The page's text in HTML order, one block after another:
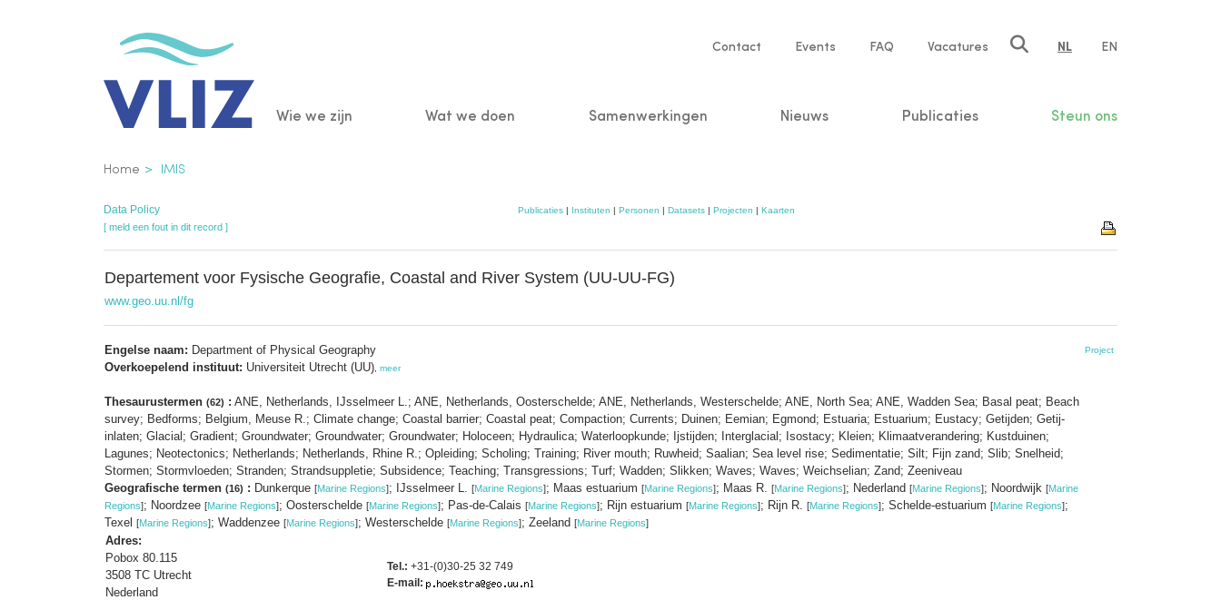
Service
Contact Events FAQ Vacatures NL EN
Main
Wie we zijn Wat we doen Samenwerkingen Nieuws Publicaties Steun ons
Kruimelpad
Home IMIS
Data Policy Publicaties| Instituten | Personen | Datasets| Projecten | Kaarten
[ meld een fout in dit record ]
Departement voor Fysische Geografie, Coastal and River System (UU-UU-FG)
www.geo.uu.nl/fg
Engelse naam: Department of Physical Geography
Overkoepelend instituut: Universiteit Utrecht (UU) meer
Thesaurustermen (62) : ANE, Netherlands, IJsselmeer L.; ANE, Netherlands, Oosterschelde; ANE, Netherlands, Westerschelde; ANE, North Sea; ANE, Wadden Sea; Basal peat; Beach
survey; Bedforms; Belgium, Meuse R.; Climate change; Coastal barrier; Coastal peat; Compaction; Currents; Duinen; Eemian; Egmond; Estuaria; Estuarium; Eustacy; Getijden; Getij-
inlaten; Glacial; Gradient; Groundwater; Groundwater; Groundwater; Holoceen; Hydraulica; Waterloopkunde; Ijstijden; Interglacial; Isostacy; Kleien; Klimaatverandering; Kustduinen;
Lagunes; Neotectonics; Netherlands; Netherlands, Rhine R.; Opleiding; Scholing; Training; River mouth; Ruwheid; Saalian; Sea level rise; Sedimentatie; Silt; Fijn zand; Slib; Snelheid;
Stormen; Stormvloeden; Stranden; Strandsuppletie; Subsidence; Teaching; Transgressions; Turf; Wadden; Slikken; Waves; Waves; Weichselian; Zand; Zeeniveau
Geografische termen (16) : Dunkerque [Marine Regions]; IJsselmeer L. [Marine Regions]; Maas estuarium [Marine Regions]; Maas R. [Marine Regions]; Nederland [Marine Regions]; Noordwijk [Marine
Regions]; Noordzee [Marine Regions]; Oosterschelde [Marine Regions]; Pas-de-Calais [Marine Regions]; Rijn estuarium [Marine Regions]; Rijn R. [Marine Regions]; Schelde-estuarium [Marine Regions];
Texel [Marine Regions]; Waddenzee [Marine Regions]; Westerschelde [Marine Regions]; Zeeland [Marine Regions]
Adres:
Pobox 80.115
3508 TC Utrecht
Nederland
Tel.: +31-(0)30-25 32 749
E-mail:
Project